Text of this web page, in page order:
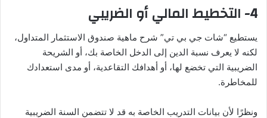
4- التخطيط المالي أو الضريبي
يستطيع “شات جي بي تي” شرح ماهية صندوق الاستثمار المتداول،
لكنه لا يعرف نسبة الدين إلى الدخل الخاصة بك، أو الشريحة
الضريبية التي تخضع لها، أو أهدافك التقاعدية، أو مدى استعدادك
للمخاطرة.
ونظرًا لأن بيانات التدريب الخاصة به قد لا تتضمن السنة الضريبية